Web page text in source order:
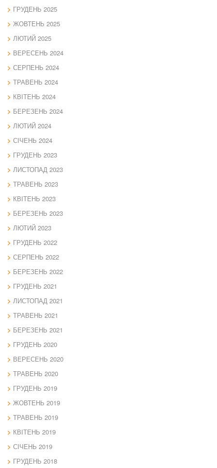
ГРУДЕНЬ 2025
ЖОВТЕНЬ 2025
ЛЮТИЙ 2025
ВЕРЕСЕНЬ 2024
СЕРПЕНЬ 2024
ТРАВЕНЬ 2024
КВІТЕНЬ 2024
БЕРЕЗЕНЬ 2024
ЛЮТИЙ 2024
СІЧЕНЬ 2024
ГРУДЕНЬ 2023
ЛИСТОПАД 2023
ТРАВЕНЬ 2023
КВІТЕНЬ 2023
БЕРЕЗЕНЬ 2023
ЛЮТИЙ 2023
ГРУДЕНЬ 2022
СЕРПЕНЬ 2022
БЕРЕЗЕНЬ 2022
ГРУДЕНЬ 2021
ЛИСТОПАД 2021
ТРАВЕНЬ 2021
БЕРЕЗЕНЬ 2021
ГРУДЕНЬ 2020
ВЕРЕСЕНЬ 2020
ТРАВЕНЬ 2020
ГРУДЕНЬ 2019
ЖОВТЕНЬ 2019
ТРАВЕНЬ 2019
КВІТЕНЬ 2019
СІЧЕНЬ 2019
ГРУДЕНЬ 2018